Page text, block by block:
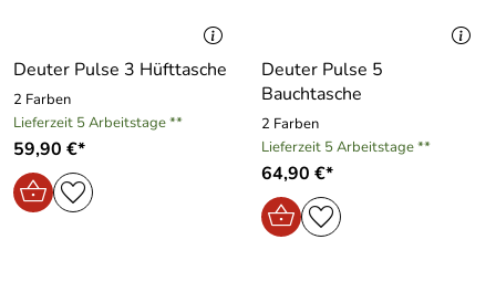
Deuter Pulse 3 Hüfttasche
2 Farben
Lieferzeit 5 Arbeitstage **
59,90 €*
Deuter Pulse 5
Bauchtasche
2 Farben
Lieferzeit 5 Arbeitstage **
64,90 €*